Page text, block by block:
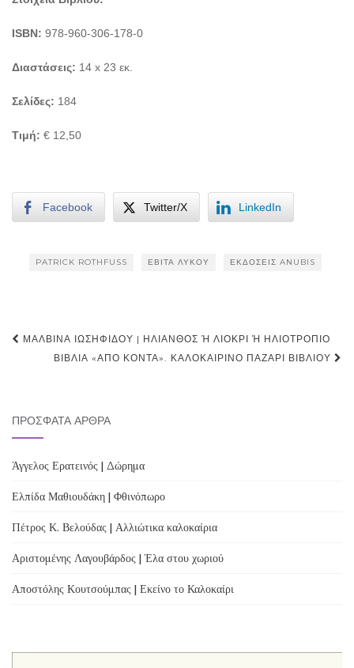
ISBN: 978-960-306-178-0
Διαστάσεις: 14 x 23 εκ.
Σελίδες: 184
Τιμή: € 12,50
Facebook Twitter/X LinkedIn
PATRICK ROTHFUSS ΕΒΊΤΑ ΛΎΚΟΥ ΕΚΔΌΣΕΙΣ ANUBIS
Post
navigation
ΜΑΛΒΊΝΑ ΙΩΣΗΦΊΔΟΥ | ΗΛΊΑΝΘΟΣ Ή ΛΙΌΚΡΙ Ή ΗΛΙΟΤΡΌΠΙΟ
ΒΙΒΛΊΑ «ΑΠΌ ΚΟΝΤΆ». ΚΑΛΟΚΑΙΡΙΝΌ ΠΑΖΆΡΙ ΒΙΒΛΊΟΥ
ΠΡΌΣΦΑΤΑ ΆΡΘΡΑ
Άγγελος Ερατεινός | Δώρημα
Ελπίδα Μαθιουδάκη | Φθινόπωρο
Πέτρος Κ. Βελούδας | Αλλιώτικα καλοκαίρια
Αριστομένης Λαγουβάρδος | Έλα στου χωριού
Αποστόλης Κουτσούμπας | Εκείνο το Καλοκαίρι